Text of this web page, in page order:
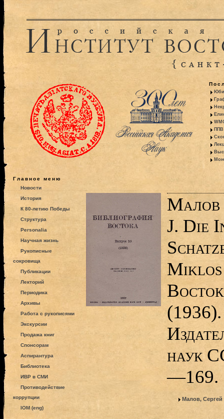
ППВ
Главное меню
Новости
История
К 80-летию Победы
Структура
Personalia
Научная жизнь
Рукописные
сокровища
Публикации
Лекторий
Периодика
Архивы
Работа с рукописями
Экскурсии
Продажа книг
Спонсорам
Аспирантура
Библиотека
ИВР в СМИ
Противодействие
коррупции
IOM (eng)
Малов
J. Die
Miklos
наук
—169.
Малов,